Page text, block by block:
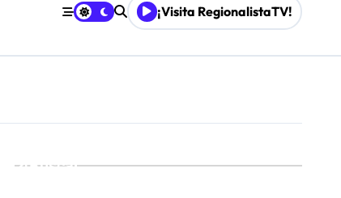
¡Visita RegionalistaTV!
Buscar